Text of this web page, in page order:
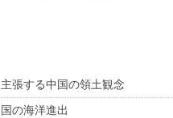
張する中国の領土観念
の海洋進出